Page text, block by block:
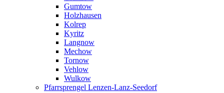
Gumtow
Holzhausen
Kolrep
Kyritz
Langnow
Mechow
Tornow
Vehlow
Wulkow
Pfarrsprengel Lenzen-Lanz-Seedorf